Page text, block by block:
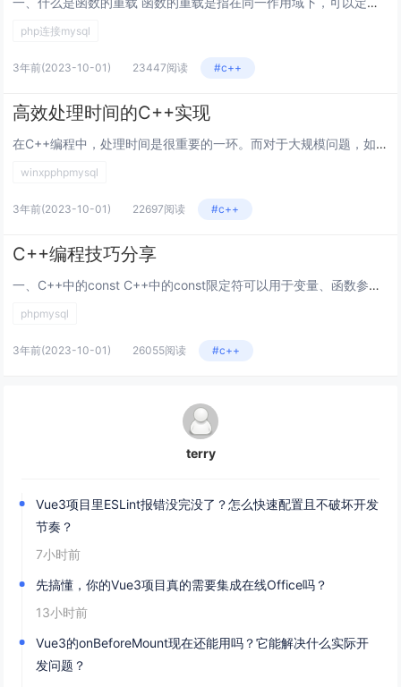
php连接mysql
3年前(2023-10-01) 23447阅读 #c++
高效处理时间的C++实现
在C++编程中，处理时间是很重要的一环。而对于大规模问题，如数据处理、机器学习、计算机视觉等领域，时间的效率更是至关重要...
winxpphpmysql
3年前(2023-10-01) 22697阅读 #c++
C++编程技巧分享
一、C++中的const C++中的const限定符可以用于变量、函数参数、函数返回类型等多种情况。使用const限定...
phpmysql
3年前(2023-10-01) 26055阅读 #c++
terry
Vue3项目里ESLint报错没完没了？怎么快速配置且不破坏开发
节奏？
7小时前
先搞懂，你的Vue3项目真的需要集成在线Office吗？
13小时前
Vue3的onBeforeMount现在还能用吗？它能解决什么实际开
发问题？